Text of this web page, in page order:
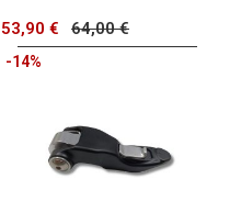
53,90 € 64,00 €
-14%